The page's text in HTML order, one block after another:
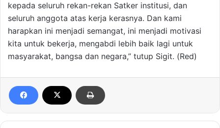
kepada seluruh rekan-rekan Satker institusi, dan
seluruh anggota atas kerja kerasnya. Dan kami
harapkan ini menjadi semangat, ini menjadi motivasi
kita untuk bekerja, mengabdi lebih baik lagi untuk
masyarakat, bangsa dan negara,” tutup Sigit. (Red)